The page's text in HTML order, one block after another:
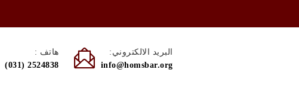
هاتف :
(031) 2524838
البريد الالكتروني:
info@homsbar.org